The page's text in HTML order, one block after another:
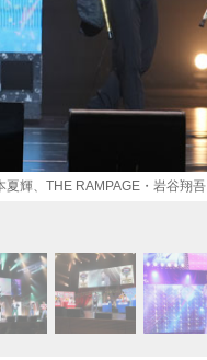
夏輝、THE RAMPAGE・岩谷翔吾